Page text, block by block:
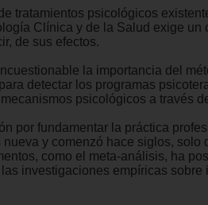
tratamientos psicológicos
Clínica y de la Salud exige un
de sus efectos.
la importancia del
detectar los programas
psicológicos a través
por fundamentar la práctica
nueva y comenzó hace siglos, solo
como el meta-análisis, ha
investigaciones empíricas sobre